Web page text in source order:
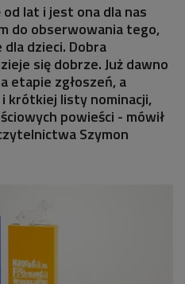
lat i jest ona dla nas
do obserwowania tego,
dzieci. Dobra
się dobrze. Już dawno
etapie zgłoszeń, a
krótkiej listy nominacji,
powieści - mówił
Szymon